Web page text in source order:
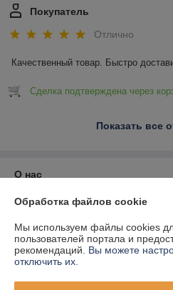
Покупатель
Отлично
Качественный товар. Быстро
Сделка подтверждена через
Показать все
О нас
Контакты
Доставка и оплата
Обработка файлов cookie
Мы используем файлы cookies
пользователей портала и
рекомендаций. Вы можете
отключить их.